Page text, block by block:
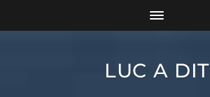
LUC A DIT